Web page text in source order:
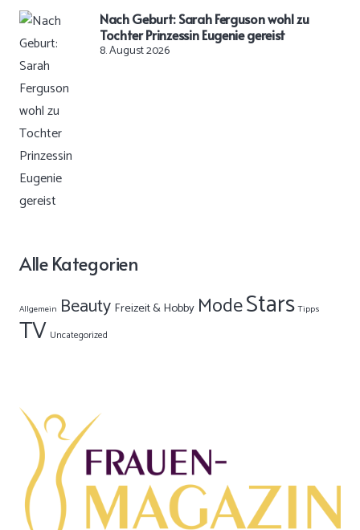
Nach Geburt: Sarah Ferguson wohl zu
Tochter Prinzessin Eugenie gereist
8. August 2026
Alle Kategorien
Allgemein Beauty Freizeit & Hobby ModeStars Tipps
TV Uncategorized